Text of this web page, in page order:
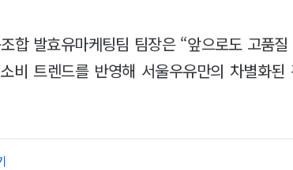
합 발효유마케팅팀 팀장은 “앞으로도 고품
비 트렌드를 반영해 서울우유만의 차별화된